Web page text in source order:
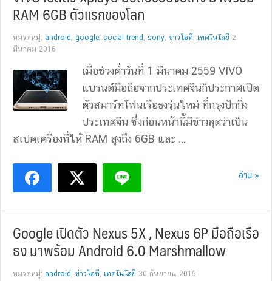
RAM 6GB ตัวแรกของโลก
หมวดหมู่: android , google, social trend , sony, ข่าวไอที, เทคโนโลยี 2
มีนาคม 2016
เมื่อช่วงค่ำวันที่ 1 มีนาคม 2559 VIVO
แบรนด์มือถือจากประเทศจีนก็ประกาศเปิด
ตัวสมาร์ทโฟนเรือธงรุ่นใหม่ ที่กรุงปักกิ่ง
ประเทศจีน ซึ่งก่อนหน้านี้มีข่าวลุดว่าเป็น
สเปคเครื่องที่ให้ RAM สูงถึง 6GB และ ...
อ่าน »
Google เปิดตัว Nexus 5X , Nexus 6P มือถือเรือ
ธง มาพร้อม Android 6.0 Marshmallow
หมวดหมู่: android , ข่าวไอที, เทคโนโลยี 30 กันยายน 2015